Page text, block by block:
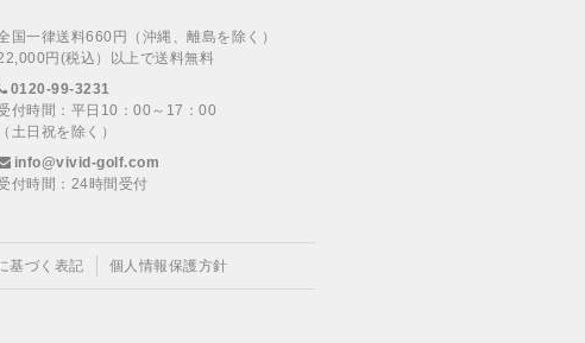
国一律送料660円（沖縄、離島を除く）
円(税込）以上で送料無料
0120-99-3231
付時間：平日10：00～17：00
（土日祝を除く）
info@vivid-golf.com
付時間：24時間受付
基づく表記 個人情報保護方針